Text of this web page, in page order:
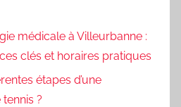
médicale à Villeurbanne :
clés et horaires pratiques
étapes d’une
?